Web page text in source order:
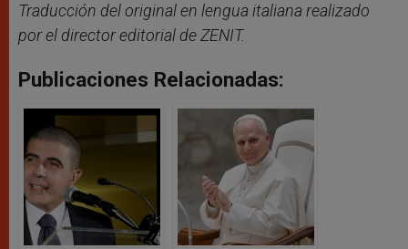
Traducción del original en lengua italiana realizado
por el director editorial de ZENIT.
Publicaciones Relacionadas: